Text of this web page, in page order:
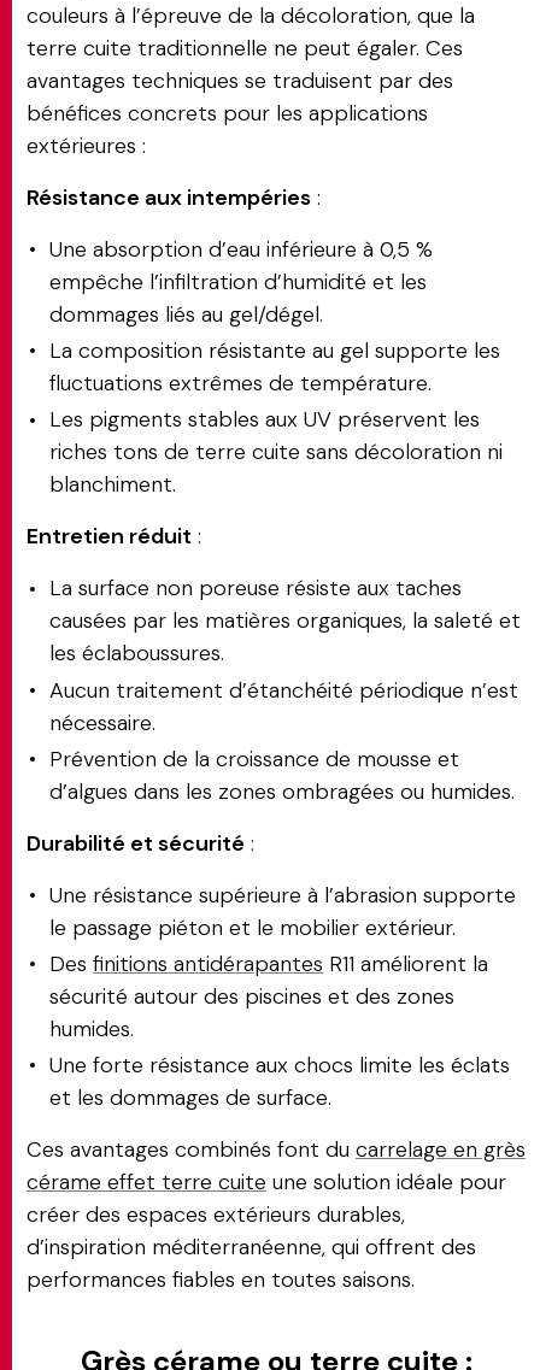
couleurs à l’épreuve de la décoloration, que la
terre cuite traditionnelle ne peut égaler. Ces
avantages techniques se traduisent par des
bénéfices concrets pour les applications
extérieures :
Résistance aux intempéries :
Une absorption d’eau inférieure à 0,5 %
empêche l’infiltration d’humidité et les
dommages liés au gel/dégel.
La composition résistante au gel supporte les
fluctuations extrêmes de température.
Les pigments stables aux UV préservent les
riches tons de terre cuite sans décoloration ni
blanchiment.
Entretien réduit :
La surface non poreuse résiste aux taches
causées par les matières organiques, la saleté et
les éclaboussures.
Aucun traitement d’étanchéité périodique n’est
nécessaire.
Prévention de la croissance de mousse et
d’algues dans les zones ombragées ou humides.
Durabilité et sécurité :
Une résistance supérieure à l’abrasion supporte
le passage piéton et le mobilier extérieur.
Desfinitions antidérapantes R11 améliorent la
sécurité autour des piscines et des zones
humides.
Une forte résistance aux chocs limite les éclats
et les dommages de surface.
Ces avantages combinés font du carrelage en grès
cérame effet terre cuite une solution idéale pour
créer des espaces extérieurs durables,
d’inspiration méditerranéenne, qui offrent des
performances fiables en toutes saisons.
Grès cérame ou terre cuite :